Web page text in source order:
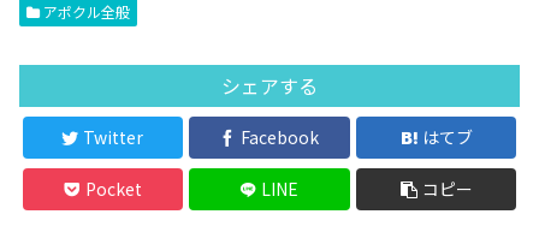
アポクル全般
シェアする
Twitter Facebook はてブ
Pocket LINE コピー